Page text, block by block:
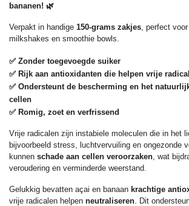
bananen! 🌿
Verpakt in handige 150-grams zakjes , perfect
milkshakes en smoothie bowls.
✅ Zonder toegevoegde suiker
✅ Rijk aan antioxidanten die helpen vrije
✅ Ondersteunt de bescherming en het
cellen
✅ Romig, zoet en verfrissend
Vrije radicalen zijn instabiele moleculen die in het
bijvoorbeeld stress, luchtvervuiling en ongezonde
kunnen schade aan cellen veroorzaken , wat
veroudering en verminderde weerstand.
Gelukkig bevatten açai en banaan krachtige
vrije radicalen helpen neutraliseren . Dit